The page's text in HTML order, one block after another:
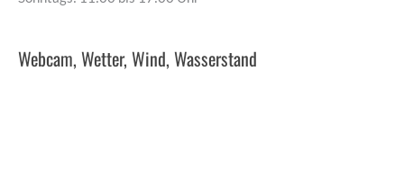
Webcam, Wetter, Wind, Wasserstand